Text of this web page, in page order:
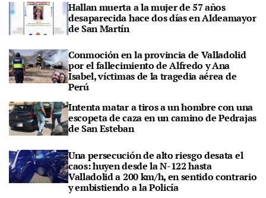
Hallan muerta a la mujer de 57 años
desaparecida hace dos días en Aldeamayor
de San Martín
Conmoción en la provincia de Valladolid
por el fallecimiento de Alfredo y Ana
Isabel, víctimas de la tragedia aérea de
Perú
Intenta matar a tiros a un hombre con una
escopeta de caza en un camino de Pedrajas
de San Esteban
Una persecución de alto riesgo desata el
caos: huyen desde la N-122 hasta
Valladolid a 200 km/h, en sentido contrario
y embistiendo a la Policía